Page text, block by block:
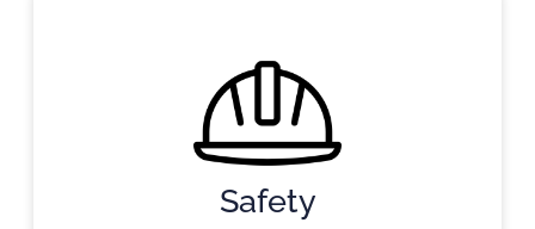
Safety